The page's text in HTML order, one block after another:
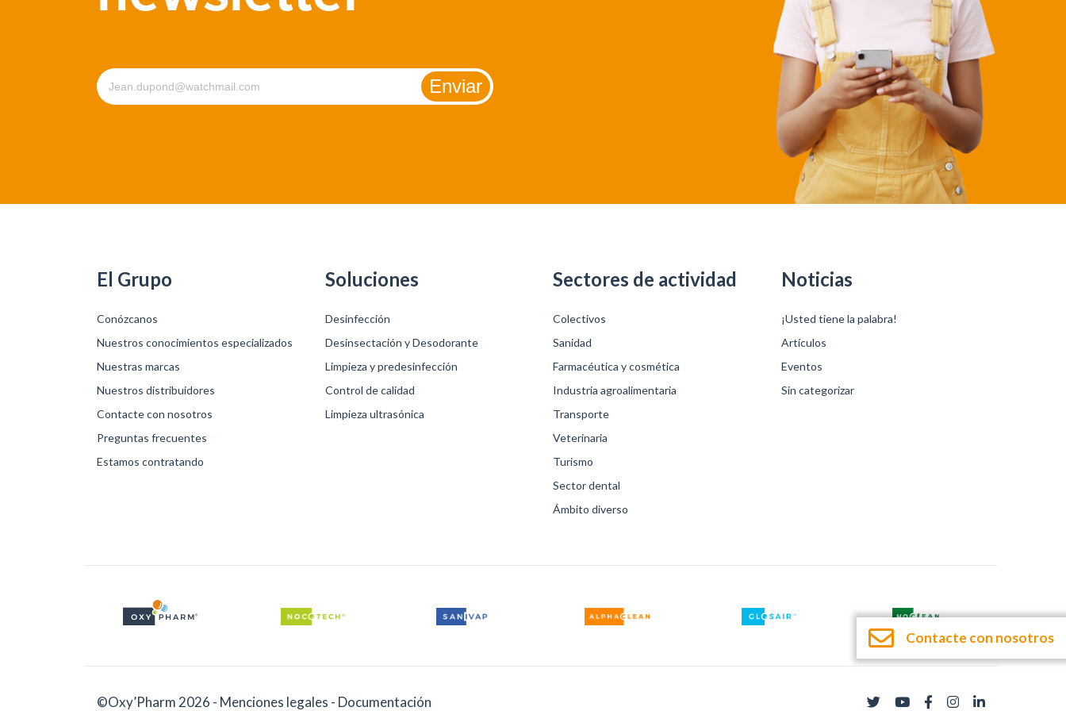
El Grupo
Conózcanos
Nuestros conocimientos especializados
Nuestras marcas
Nuestros distribuidores
Contacte con nosotros
Preguntas frecuentes
Estamos contratando
Soluciones
Desinfección
Desinsectación y Desodorante
Limpieza y predesinfección
Control de calidad
Limpieza ultrasónica
Sectores de actividad
Colectivos
Sanidad
Farmacéutica y cosmética
Industria agroalimentaria
Transporte
Veterinaria
Turismo
Sector dental
Ámbito diverso
Noticias
¡Usted tiene la palabra!
Artículos
Eventos
Sin categorizar
©Oxy’Pharm 2026 - Menciones legales - Documentación
Contacte con nosotros